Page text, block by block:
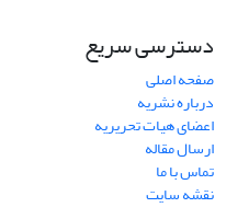
دسترسی سریع
صفحه اصلی
درباره نشریه
اعضای هیات تحریریه
ارسال مقاله
تماس با ما
نقشه سایت